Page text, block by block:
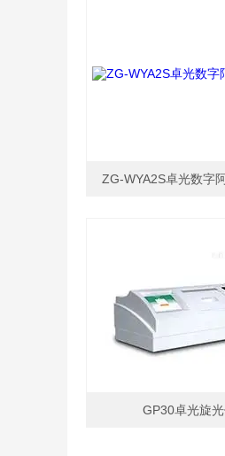
ZG-WYA2S卓光数字
GP30卓光旋